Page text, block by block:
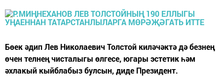
Бөек әдип Лев Николаевич Толстой киләчәктә дә безнең
өчен телнең чисталыгы өлгесе, югары эстетик һәм
әхлакый кыйблабыз булсын, диде Президент.